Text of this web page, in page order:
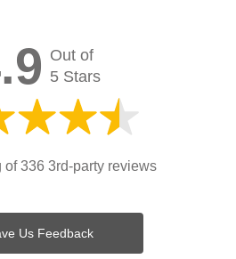
Out of
5 Stars
of 336 3rd-party reviews
Us Feedback